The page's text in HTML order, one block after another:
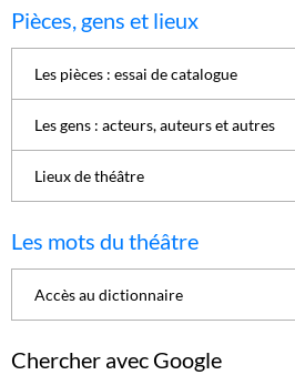
Pièces, gens et lieux
Les pièces : essai de catalogue
Les gens : acteurs, auteurs et autres
Lieux de théâtre
Les mots du théâtre
Accès au dictionnaire
Chercher avec Google